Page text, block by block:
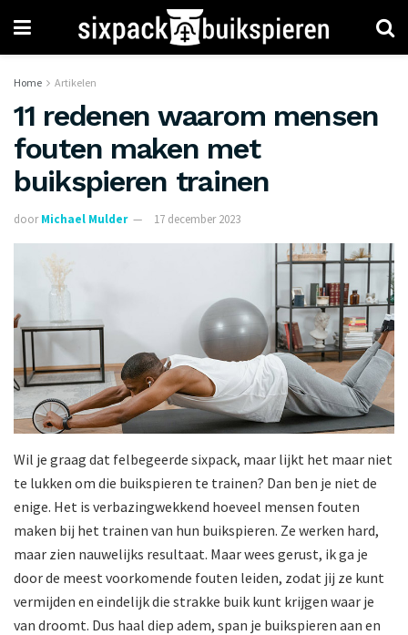
Home Artikelen
11 redenen waarom mensen
fouten maken met
buikspieren trainen
door Michael Mulder 17 december 2023
Wil je graag dat felbegeerde sixpack, maar lijkt het maar niet
te lukken om die buikspieren te trainen? Dan ben je niet de
enige. Het is verbazingwekkend hoeveel mensen fouten
maken bij het trainen van hun buikspieren. Ze werken hard,
maar zien nauwelijks resultaat. Maar wees gerust, ik ga je
door de meest voorkomende fouten leiden, zodat jij ze kunt
vermijden en eindelijk die strakke buik kunt krijgen waar je
van droomt. Dus haal diep adem, span je buikspieren aan en